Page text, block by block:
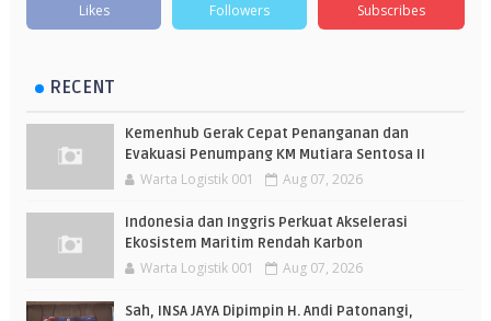
Likes Followers Subscribes
RECENT
Kemenhub Gerak Cepat Penanganan dan
Evakuasi Penumpang KM Mutiara Sentosa II
Warta Logistik 001 Aug 07, 2026
Indonesia dan Inggris Perkuat Akselerasi
Ekosistem Maritim Rendah Karbon
Warta Logistik 001 Aug 07, 2026
Sah, INSA JAYA Dipimpin H. Andi Patonangi,